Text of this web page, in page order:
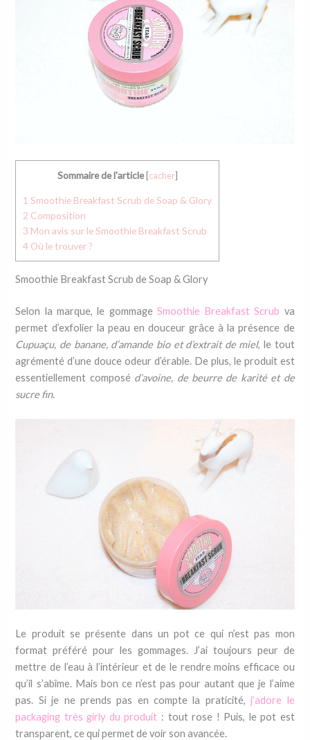
Sommaire de l'article cacher]
1 Smoothie Breakfast Scrub de Soap & Glory
2 Composition
3 Mon avis sur le Smoothie Breakfast Scrub
4 Où le trouver ?
Smoothie Breakfast Scrub de Soap & Glory
Selon la marque, le gommage Smoothie Breakfast Scrub va
permet d’exfolier la peau en douceur grâce à la présence de
Cupuaçu, de banane, d’amande bio et d’extrait de miel, le tout
agrémenté d’une douce odeur d’érable. De plus, le produit est
essentiellement composé d’avoine, de beurre de karité et de
sucre fin.
Le produit se présente dans un pot ce qui n’est pas mon
format préféré pour les gommages. J’ai toujours peur de
mettre de l’eau à l’intérieur et de le rendre moins efficace ou
qu’il s’abîme. Mais bon ce n’est pas pour autant que je l’aime
pas. Si je ne prends pas en compte la praticité,j’adore le
packaging très girly du produit : tout rose ! Puis, le pot est
transparent, ce qui permet de voir son avancée.